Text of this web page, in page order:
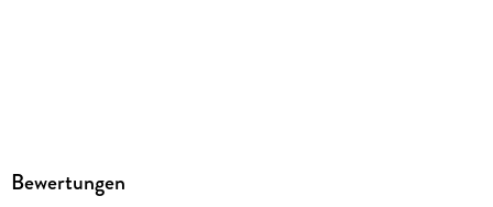
Bewertungen